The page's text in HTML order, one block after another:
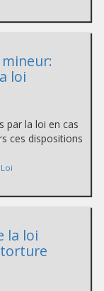
loi
par la loi en cas
ces dispositions
Loi
la loi